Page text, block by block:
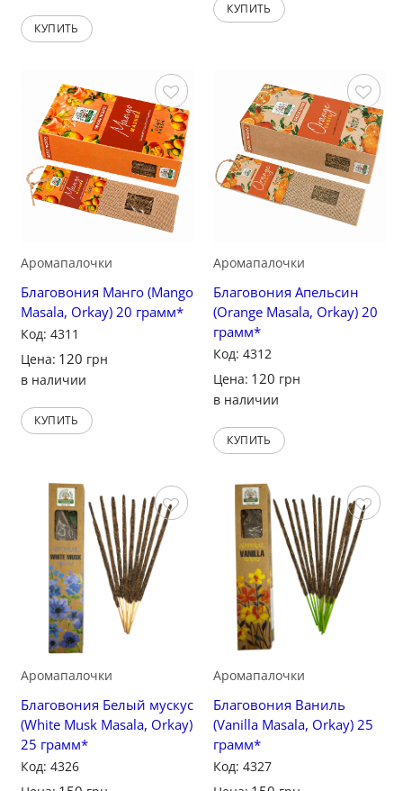
КУПИТЬ
КУПИТЬ
Сохранить
Аромапалочки
Благовония Манго (Mango
Masala, Orkay) 20 грамм*
Код: 4311
Цена: 120 грн
в наличии
КУПИТЬ
Сохранить
Аромапалочки
Благовония Апельсин
(Orange Masala, Orkay) 20
грамм*
Код: 4312
Цена: 120 грн
в наличии
КУПИТЬ
Сохранить
Аромапалочки
Благовония Белый мускус
(White Musk Masala, Orkay)
25 грамм*
Код: 4326
Сохранить
Аромапалочки
Благовония Ваниль
(Vanilla Masala, Orkay) 25
грамм*
Код: 4327